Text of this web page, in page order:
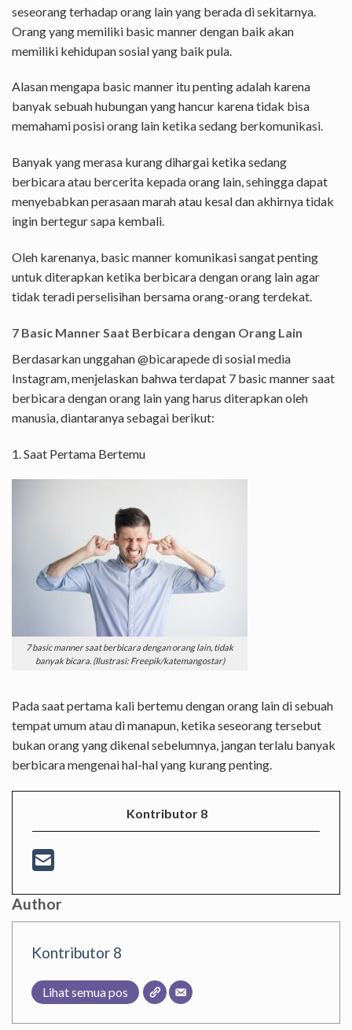
seseorang terhadap orang lain yang berada di sekitarnya.
Orang yang memiliki basic manner dengan baik akan
memiliki kehidupan sosial yang baik pula.
Alasan mengapa basic manner itu penting adalah karena
banyak sebuah hubungan yang hancur karena tidak bisa
memahami posisi orang lain ketika sedang berkomunikasi.
Banyak yang merasa kurang dihargai ketika sedang
berbicara atau bercerita kepada orang lain, sehingga dapat
menyebabkan perasaan marah atau kesal dan akhirnya tidak
ingin bertegur sapa kembali.
Oleh karenanya, basic manner komunikasi sangat penting
untuk diterapkan ketika berbicara dengan orang lain agar
tidak teradi perselisihan bersama orang-orang terdekat.
7 Basic Manner Saat Berbicara dengan Orang Lain
Berdasarkan unggahan @bicarapede di sosial media
Instagram, menjelaskan bahwa terdapat 7 basic manner saat
berbicara dengan orang lain yang harus diterapkan oleh
manusia, diantaranya sebagai berikut:
1. Saat Pertama Bertemu
7 basic manner saat berbicara dengan orang lain, tidak
banyak bicara. (Ilustrasi: Freepik/katemangostar)
Pada saat pertama kali bertemu dengan orang lain di sebuah
tempat umum atau di manapun, ketika seseorang tersebut
bukan orang yang dikenal sebelumnya, jangan terlalu banyak
berbicara mengenai hal-hal yang kurang penting.
Kontributor 8
Author
Kontributor 8
Lihat semua pos